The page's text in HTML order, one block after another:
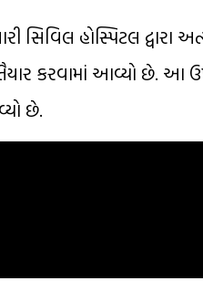
હોસ્પિટલ દ્વારા
કરવામાં આવ્યો છે. આ
છે.